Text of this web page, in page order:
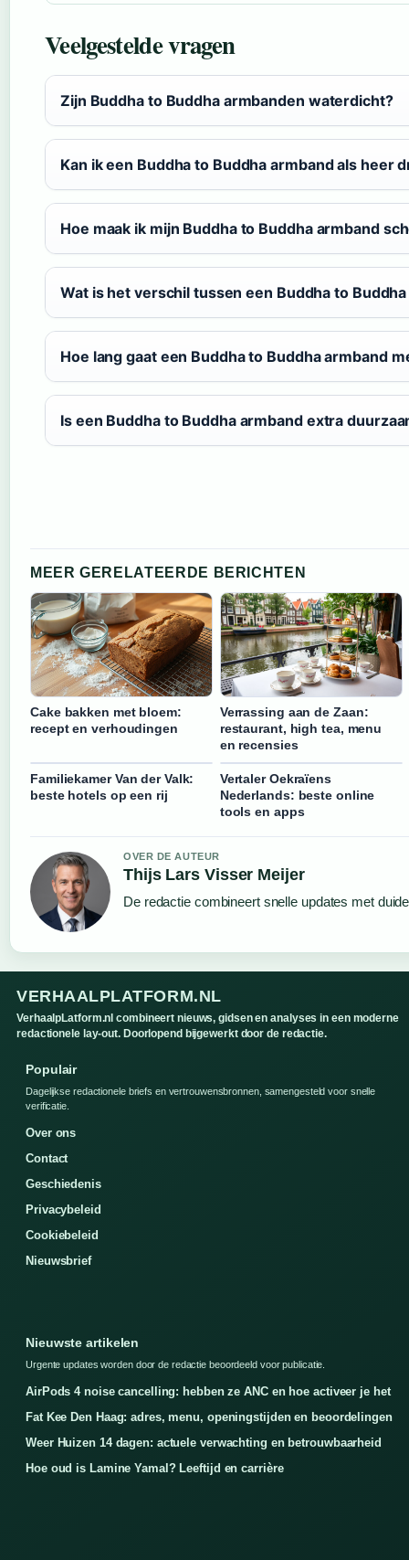
Veelgestelde vragen
Zijn Buddha to Buddha armbanden waterdicht?
Kan ik een Buddha to Buddha armband als heer
Hoe maak ik mijn Buddha to Buddha armband
Wat is het verschil tussen een Buddha to
Hoe lang gaat een Buddha to Buddha armband
Is een Buddha to Buddha armband extra
MEER GERELATEERDE BERICHTEN
Cake bakken met bloem:
recept en verhoudingen
Verrassing aan de Zaan:
restaurant, high tea, menu
en recensies
Familiekamer Van der Valk:
beste hotels op een rij
Vertaler Oekraïens
Nederlands: beste online
tools en apps
OVER DE AUTEUR
Thijs Lars Visser Meijer
De redactie combineert snelle updates met
VERHAALPLATFORM.NL
VerhaalpLatform.nl combineert nieuws, gidsen en analyses in een moderne
redactionele lay-out. Doorlopend bijgewerkt door de redactie.
Populair
Dagelijkse redactionele briefs en vertrouwensbronnen, samengesteld voor snelle
verificatie.
Over ons
Contact
Geschiedenis
Privacybeleid
Cookiebeleid
Nieuwsbrief
Nieuwste artikelen
Urgente updates worden door de redactie beoordeeld voor publicatie.
AirPods 4 noise cancelling: hebben ze ANC en hoe activeer je het
Fat Kee Den Haag: adres, menu, openingstijden en beoordelingen
Weer Huizen 14 dagen: actuele verwachting en betrouwbaarheid
Hoe oud is Lamine Yamal? Leeftijd en carrière